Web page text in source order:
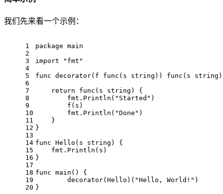
我们先来看一个示例：
1
2
3
4
5
6
7
8
9
10
11
12
13
14
15
16
17
18
19
20
package main
import
"fmt"
func decorator(f func (s string ) ) func (s string )
return
func (s string )
{
        fmt.Println(
"Started" )
        f(s)
        fmt.Println(
"Done" )
    }
}
func Hello (s string )
{
    fmt.Println(s)
}
func main ()
{
        decorator(Hello)(
"Hello, World!" )
}